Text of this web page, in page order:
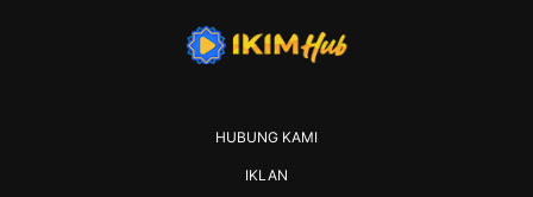
HUBUNG KAMI
IKLAN